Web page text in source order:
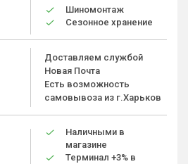
Шиномонтаж
Сезонное хранение
Доставляем службой
Новая Почта
Есть возможность
самовывоза из г.Харьков
Наличными в
магазине
Терминал +3% в